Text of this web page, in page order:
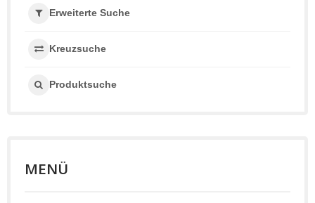
Erweiterte Suche
Kreuzsuche
Produktsuche
MENÜ